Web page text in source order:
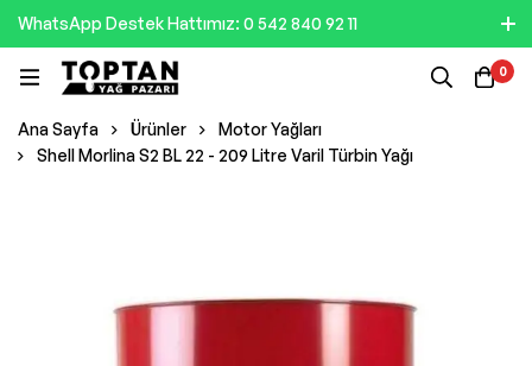
WhatsApp Destek Hattımız: 0 542 840 92 11
0
Ana Sayfa Ürünler
Motor Yağları
Shell Morlina S2 BL 22 - 209 Litre Varil Türbin Yağı